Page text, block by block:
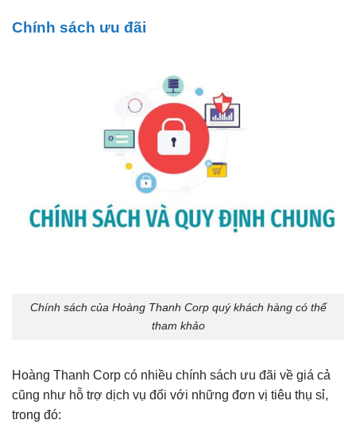
Chính sách ưu đãi
Chính sách của Hoàng Thanh Corp quý khách hàng có thể
tham khảo
Hoàng Thanh Corp có nhiều chính sách ưu đãi về giá cả
cũng như hỗ trợ dịch vụ đối với những đơn vị tiêu thụ sỉ,
trong đó: